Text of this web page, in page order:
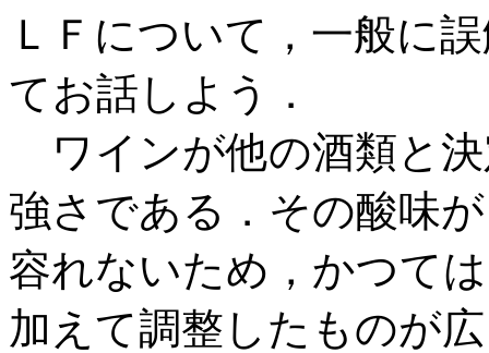
ＬＦについて，一般に
てお話しよう．
ワインが他の酒類と
強さである．その酸味
容れないため，かつて
加えて調整したものが